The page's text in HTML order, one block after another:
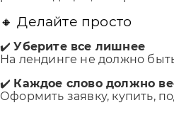
🔸 Делайте просто
✔️Уберите все лишнее
На лендинге не должно
✔️ Каждое слово должно
Оформить заявку, купить,